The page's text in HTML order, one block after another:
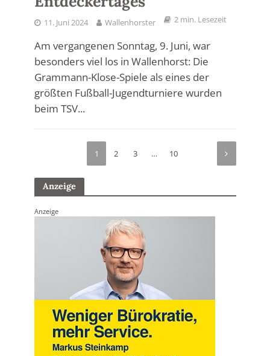
11. Juni 2024 Wallenhorster 2 min. Lesezeit
Am vergangenen Sonntag, 9. Juni, war
besonders viel los in Wallenhorst: Die
Grammann-Klose-Spiele als eines der
größten Fußball-Jugendturniere wurden
beim TSV...
1 2 3 … 10
Anzeige
Anzeige